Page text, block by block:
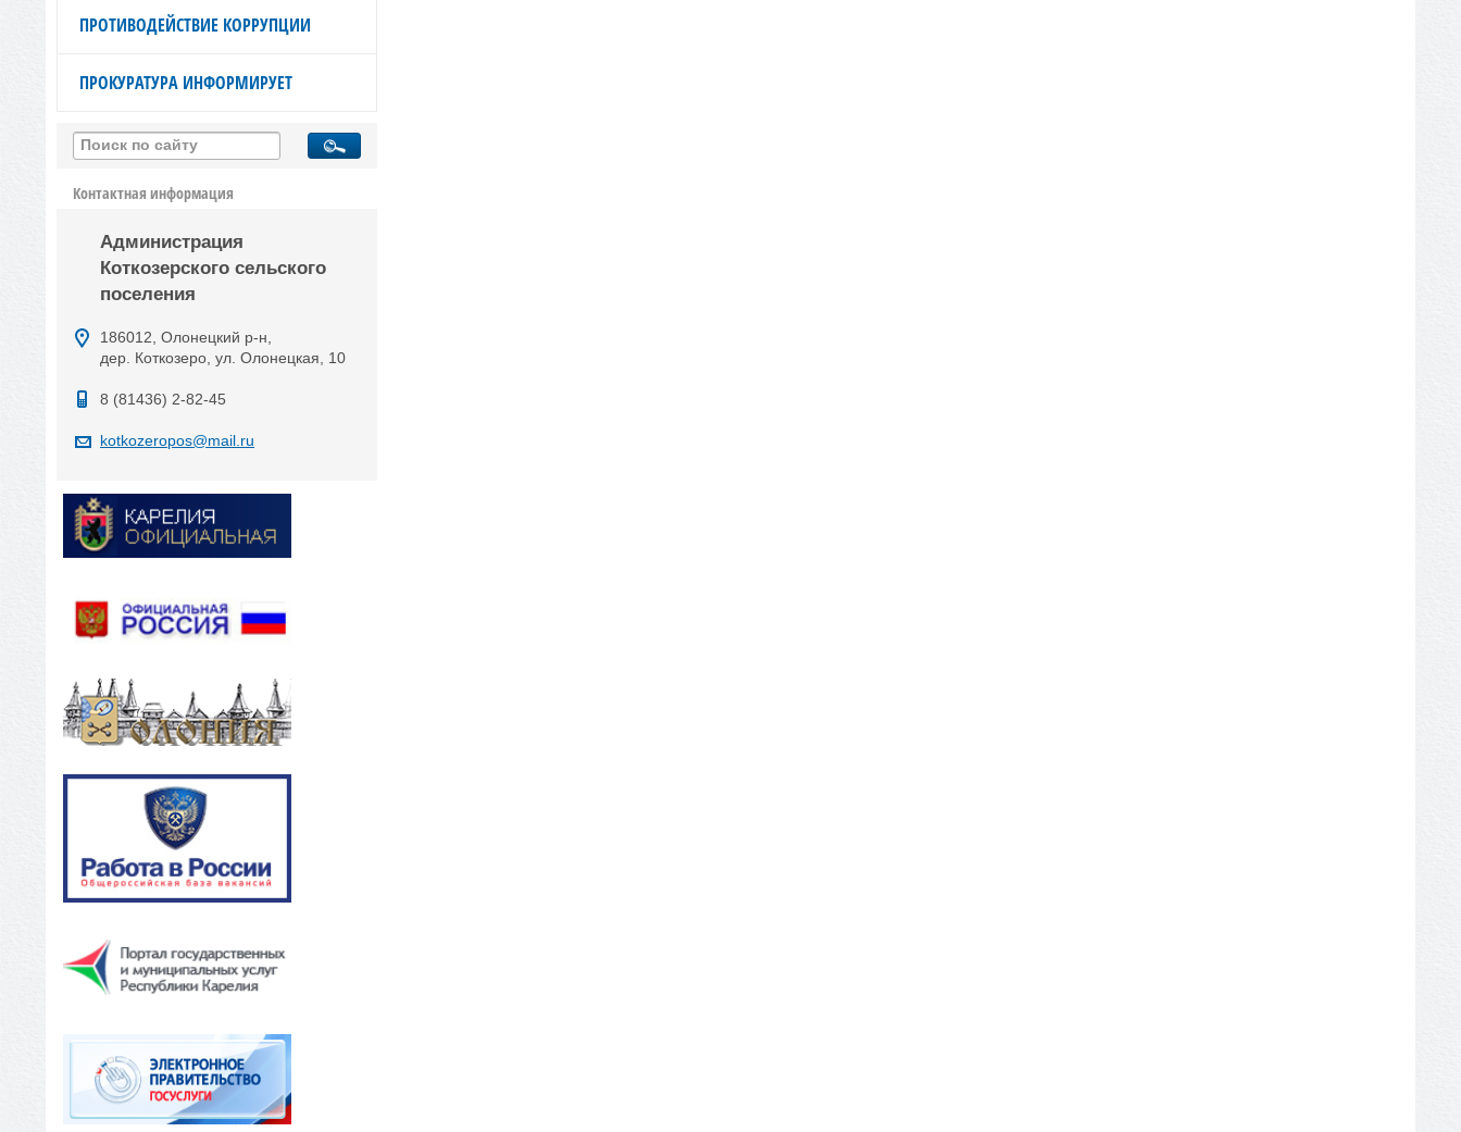
ПРОТИВОДЕЙСТВИЕ КОРРУПЦИИ
ПРОКУРАТУРА ИНФОРМИРУЕТ
Контактная информация
Администрация
Коткозерского сельского
поселения
186012, Олонецкий р-н,
дер. Коткозеро, ул. Олонецкая, 10
8 (81436) 2-82-45
kotkozeropos@mail.ru